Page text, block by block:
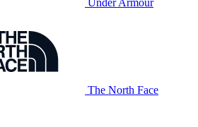
Under Armour
The North Face